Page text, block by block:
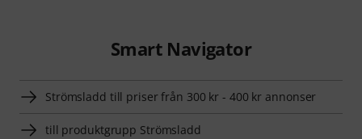
Smart Navigator
Strömsladd till priser från 300 kr - 400 kr annonser
till produktgrupp Strömsladd